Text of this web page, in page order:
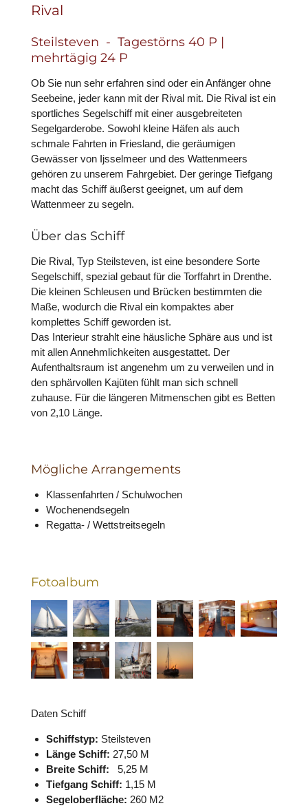
Rival
Steilsteven - Tagestörns 40 P |
mehrtägig 24 P
Ob Sie nun sehr erfahren sind oder ein Anfänger ohne
Seebeine, jeder kann mit der Rival mit. Die Rival ist ein
sportliches Segelschiff mit einer ausgebreiteten
Segelgarderobe. Sowohl kleine Häfen als auch
schmale Fahrten in Friesland, die geräumigen
Gewässer von Ijsselmeer und des Wattenmeers
gehören zu unserem Fahrgebiet. Der geringe Tiefgang
macht das Schiff äußerst geeignet, um auf dem
Wattenmeer zu segeln.
Über das Schiff
Die Rival, Typ Steilsteven, ist eine besondere Sorte
Segelschiff, spezial gebaut für die Torffahrt in Drenthe.
Die kleinen Schleusen und Brücken bestimmten die
Maße, wodurch die Rival ein kompaktes aber
komplettes Schiff geworden ist.
Das Interieur strahlt eine häusliche Sphäre aus und ist
mit allen Annehmlichkeiten ausgestattet. Der
Aufenthaltsraum ist angenehm um zu verweilen und in
den sphärvollen Kajüten fühlt man sich schnell
zuhause. Für die längeren Mitmenschen gibt es Betten
von 2,10 Länge.
Mögliche Arrangements
Klassenfahrten / Schulwochen
Wochenendsegeln
Regatta- / Wettstreitsegeln
Fotoalbum
Daten Schiff
Schiffstyp: Steilsteven
Länge Schiff: 27,50 M
Breite Schiff: 5,25 M
Tiefgang Schiff: 1,15 M
Segeloberfläche: 260 M2